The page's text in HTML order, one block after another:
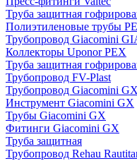
Труба защитная
Полиэтиленовые трубы
Трубопровод Giacomini
Коллекторы Uponor PEX
Труба защитная
Трубопровод FV-Plast
Трубопровод Giacomini GX
Инструмент Giacomini GX
Трубы Giacomini GX
Фитинги Giacomini GX
Труба защитная
Трубопровод Rehau